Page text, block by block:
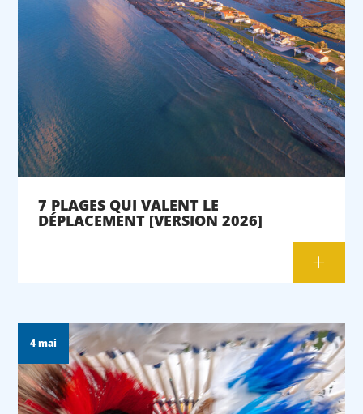
7 PLAGES QUI VALENT LE
DÉPLACEMENT [VERSION 2026]
4 mai